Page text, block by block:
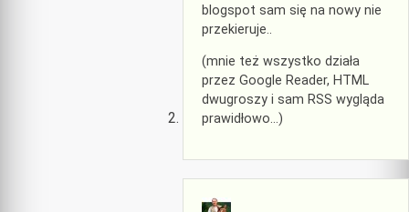
blogspot sam się na nowy nie
przekieruje..
(mnie też wszystko działa
przez Google Reader, HTML
dwugroszy i sam RSS wygląda
prawidłowo…)